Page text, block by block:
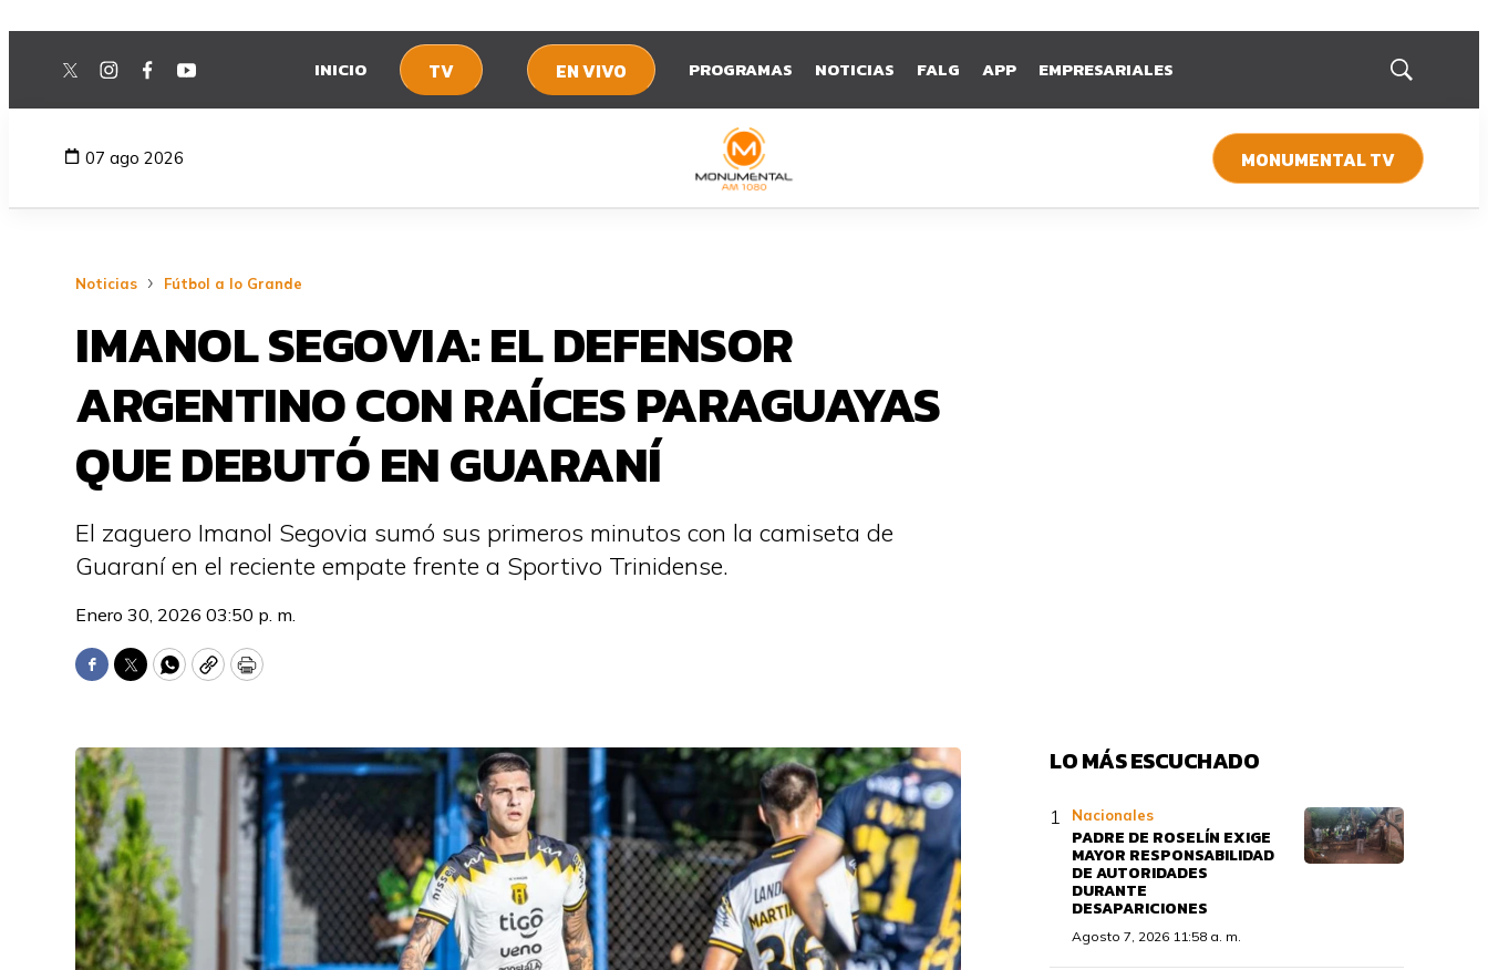
twitterinstagram
facebookyoutube INICIO TV EN VIVO PROGRAMAS NOTICIAS FALG APP EMPRESARIALES
Mostrar
07 ago 2026 MONUMENTAL TV
Noticias Fútbol a lo Grande
IMANOL SEGOVIA: EL DEFENSOR
ARGENTINO CON RAÍCES PARAGUAYAS
QUE DEBUTÓ EN GUARANÍ
El zaguero Imanol Segovia sumó sus primeros minutos con la camiseta de
Guaraní en el reciente empate frente a Sportivo Trinidense.
Enero 30, 2026 03:50 p. m.
Facebook
TwitterWhatsApp
CopyPrint
LO MÁS ESCUCHADO
Nacionales
PADRE DE ROSELÍN EXIGE
MAYOR RESPONSABILIDAD
DE AUTORIDADES
DURANTE
DESAPARICIONES
Agosto 7, 2026 11:58 a. m.